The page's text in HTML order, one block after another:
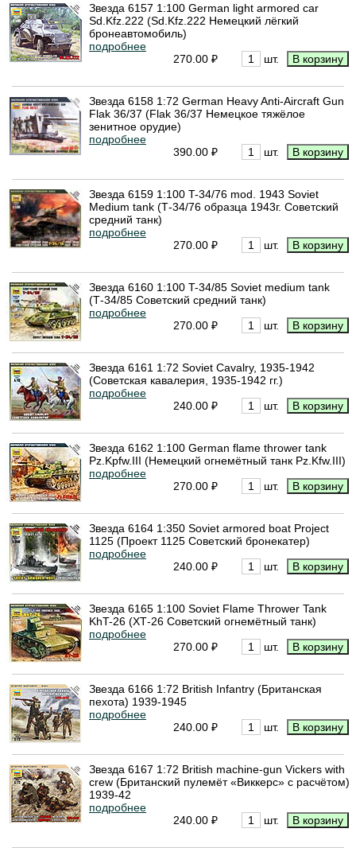
Звезда 6157 1:100 German light armored car
Sd.Kfz.222 (Sd.Kfz.222 Немецкий лёгкий
бронеавтомобиль)
подробнее
270.00 ₽
шт.
Звезда 6158 1:72 German Heavy Anti-Aircraft Gun
Flak 36/37 (Flak 36/37 Немецкое тяжёлое
зенитное орудие)
подробнее
390.00 ₽
шт.
Звезда 6159 1:100 T-34/76 mod. 1943 Soviet
Medium tank (Т-34/76 образца 1943г. Советский
средний танк)
подробнее
270.00 ₽
шт.
Звезда 6160 1:100 T-34/85 Soviet medium tank
(Т-34/85 Советский средний танк)
подробнее
270.00 ₽
шт.
Звезда 6161 1:72 Soviet Cavalry, 1935-1942
(Советская кавалерия, 1935-1942 гг.)
подробнее
240.00 ₽
шт.
Звезда 6162 1:100 German flame thrower tank
Pz.Kpfw.III (Немецкий огнемётный танк Pz.Kfw.III)
подробнее
270.00 ₽
шт.
Звезда 6164 1:350 Soviet armored boat Project
1125 (Проект 1125 Советский бронекатер)
подробнее
240.00 ₽
шт.
Звезда 6165 1:100 Soviet Flame Thrower Tank
KhT-26 (ХТ-26 Советский огнемётный танк)
подробнее
270.00 ₽
шт.
Звезда 6166 1:72 British Infantry (Британская
пехота) 1939-1945
подробнее
240.00 ₽
шт.
Звезда 6167 1:72 British machine-gun Vickers with
crew (Британский пулемёт «Виккерс» с расчётом)
1939-42
подробнее
240.00 ₽
шт.